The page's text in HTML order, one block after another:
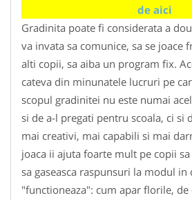
de aici
Gradinita poate fi considerata a
va invata sa comunice, sa se joace
alti copii, sa aiba un program fix.
cateva din minunatele lucruri pe
scopul gradinitei nu este numai
si de a-l pregati pentru scoala, ci si
mai creativi, mai capabili si mai
joaca ii ajuta foarte mult pe copii
sa gaseasca raspunsuri la modul in
"functioneaza": cum apar florile, de